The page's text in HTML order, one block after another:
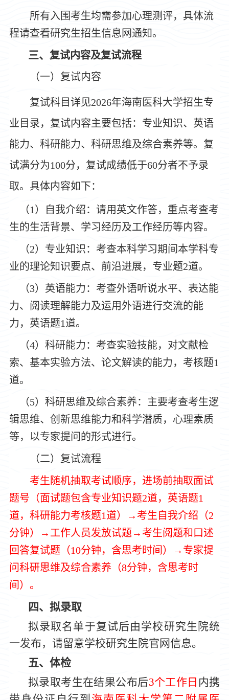
所有入围考生均需参加心理测评，具体流
程请查看研究生招生信息网通知。
三、 复试内容及复试流程
（一）复试内容
复试科目详见2026年海南医科大学招生专
业目录，复试内容主要包括：专业知识、英语
能力、科研能力、科研思维及综合素养等。复
试满分为100分，复试成绩低于60分者不予录
取。具体内容如下：
（1）自我介绍：请用英文作答，重点考查考
生的生活背景、学习经历及工作经历等内容。
（2）专业知识：考查本科学习期间本学科专
业的理论知识要点、前沿进展，专业题2道。
（3）英语能力：考查外语听说水平、表达能
力、阅读理解能力及运用外语进行交流的能
力，英语题1道。
（4）科研能力：考查实验技能，对文献检
索、基本实验方法、论文解读的能力，考核题1
道。
（5）科研思维及综合素养：主要考查考生逻
辑思维、创新思维能力和科学潜质，心理素质
等，以专家提问的形式进行。
（二）复试流程
考生随机抽取考试顺序，进场前抽取面试
题号（面试题包含专业知识题2道， 英语题1
道，科研能力考核题1道） →考生自我介绍（2
分钟）
→工作人员发放试题→考生阅题和口述
回答复试题（10分钟，含思考时间）
→专家提
问科研思维及综合素养（8分钟，含思考时
间）。
四、拟录取
拟录取名单于复试后由学校研究生 院统
一发布，请留意学校研究生 院官网信息。
五、体检
拟录取考生在结果公布后3个工作日 内携